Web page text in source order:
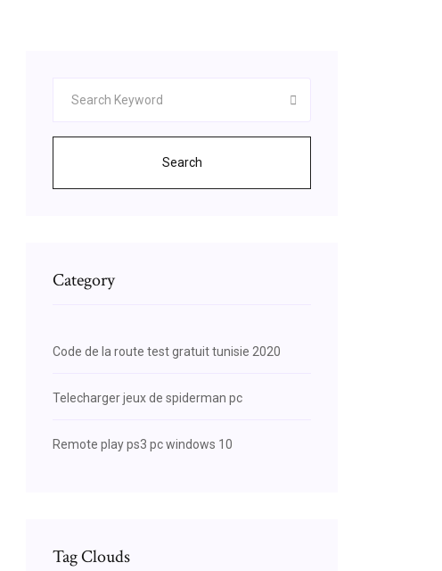
Search
Category
Code de la route test gratuit tunisie 2020
Telecharger jeux de spiderman pc
Remote play ps3 pc windows 10
Tag Clouds